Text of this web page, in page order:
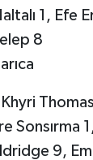
1, Efe
8
Khyri
Sonsırma
9,